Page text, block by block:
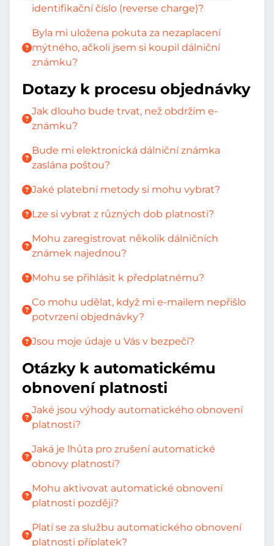
identifikační číslo (reverse charge)?
Byla mi uložena pokuta za nezaplacení
mýtného, ačkoli jsem si koupil dálniční
známku?
Dotazy k procesu objednávky
Jak dlouho bude trvat, než obdržím e-
známku?
Bude mi elektronická dálniční známka
zaslána poštou?
Jaké platební metody si mohu vybrat?
Lze si vybrat z různých dob platnosti?
Mohu zaregistrovat několik dálničních
známek najednou?
Mohu se přihlásit k předplatnému?
Co mohu udělat, když mi e-mailem nepřišlo
potvrzení objednávky?
Jsou moje údaje u Vás v bezpečí?
Otázky k automatickému
obnovení platnosti
Jaké jsou výhody automatického obnovení
platnosti?
Jaká je lhůta pro zrušení automatické
obnovy platnosti?
Mohu aktivovat automatické obnovení
platnosti později?
Platí se za službu automatického obnovení
platnosti příplatek?